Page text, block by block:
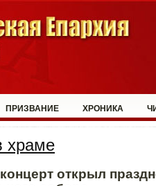
ПРИЗВАНИЕ ХРОНИКА
храме
открыл